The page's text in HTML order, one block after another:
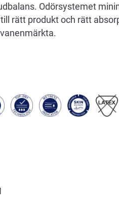
Odörsystemet
rätt produkt och rätt